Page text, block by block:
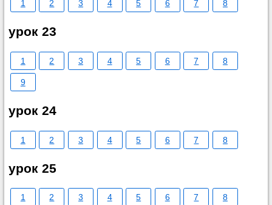
1 2 3 4 5 6 7 8
урок 23
1 2 3 4 5 6 7 8
9
урок 24
1 2 3 4 5 6 7 8
урок 25
1 2 3 4 5 6 7 8